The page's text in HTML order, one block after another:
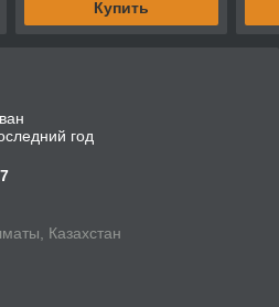
Купить
год
Казахстан